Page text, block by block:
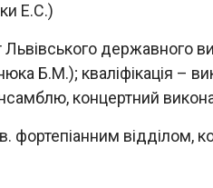
Е.С.)
державного
Б.М.); кваліфікація –
концертний
відділом,